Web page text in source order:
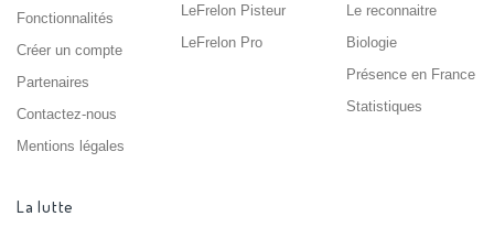
Fonctionnalités
Créer un compte
Partenaires
Contactez-nous
Mentions légales
LeFrelon Pisteur
LeFrelon Pro
Le reconnaitre
Biologie
Présence en France
Statistiques
La lutte